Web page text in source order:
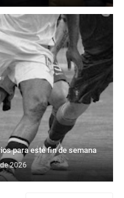
para este fin de semana
2026